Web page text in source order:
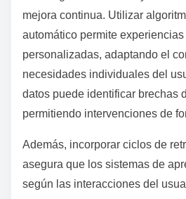
mejora continua. Utilizar
automático permite
personalizadas, adaptando el
necesidades individuales del
datos puede identificar brechas
permitiendo intervenciones de
Además, incorporar ciclos de
asegura que los sistemas de
según las interacciones del